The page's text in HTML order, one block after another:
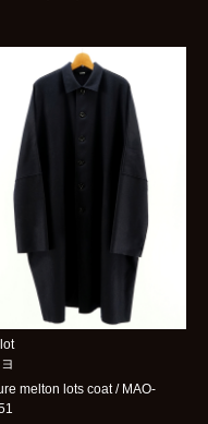
melton lots coat / MAO-